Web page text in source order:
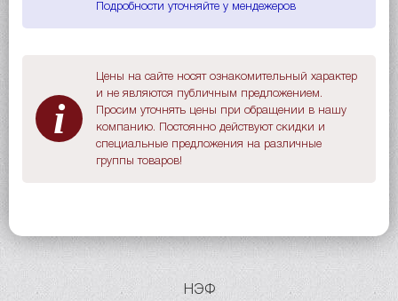
Подробности уточняйте у мендежеров
i
Цены на сайте носят ознакомительный характер
и не являются публичным предложением.
Просим уточнять цены при обращении в нашу
компанию. Постоянно действуют скидки и
специальные предложения на различные
группы товаров!
НЭФ